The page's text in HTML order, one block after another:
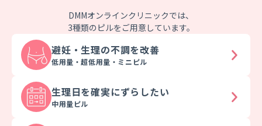
DMMオンラインクリニックでは、
3種類のピルをご用意しています。
避妊・生理の不調を改善
低用量・超低用量・ミニピル
生理日を確実にずらしたい
中用量ピル